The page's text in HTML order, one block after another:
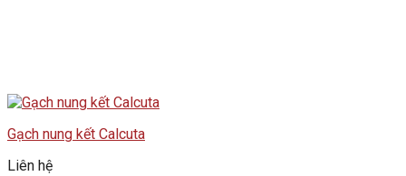
Gạch nung kết Calcuta
Liên hệ